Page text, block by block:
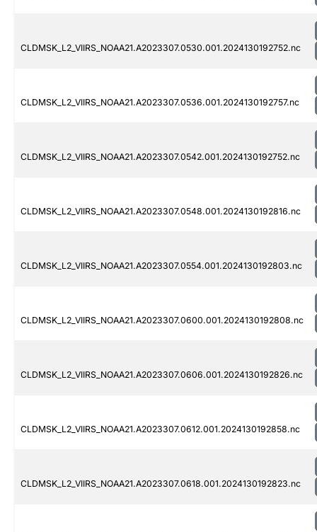
CLDMSK_L2_VIIRS_NOAA21.A2023307.0530.001.2024130192752.nc
CLDMSK_L2_VIIRS_NOAA21.A2023307.0536.001.2024130192757.nc
CLDMSK_L2_VIIRS_NOAA21.A2023307.0542.001.2024130192752.nc
CLDMSK_L2_VIIRS_NOAA21.A2023307.0548.001.2024130192816.nc
CLDMSK_L2_VIIRS_NOAA21.A2023307.0554.001.2024130192803.nc
CLDMSK_L2_VIIRS_NOAA21.A2023307.0600.001.2024130192808.nc
CLDMSK_L2_VIIRS_NOAA21.A2023307.0606.001.2024130192826.nc
CLDMSK_L2_VIIRS_NOAA21.A2023307.0612.001.2024130192858.nc
CLDMSK_L2_VIIRS_NOAA21.A2023307.0618.001.2024130192823.nc